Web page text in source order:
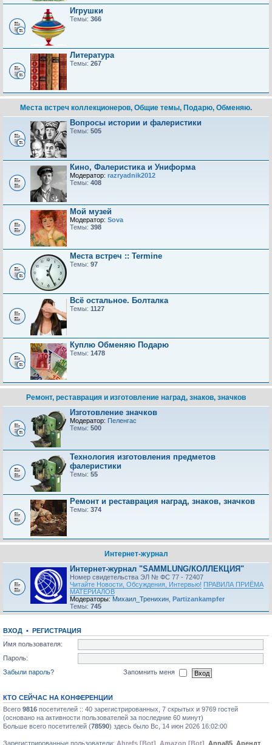
Игрушки
Темы: 366
Литература
Темы: 267
Места встреч коллекционеров, Общие темы, Подарю, Обменяю.
Вопросы истории и фалеристики
Темы: 505
Кино, Фалеристика и Униформа
Модератор: razryadnik2012
Темы: 408
Мой музей
Модератор: Sova
Темы: 398
Места встреч :: Termine
Темы: 97
Всё остальное. Болталка
Темы: 1127
Куплю Обменяю Подарю
Темы: 1478
Ремонт, реставрация и изготовление наград, знаков, значков
Изготовление значков
Модератор: Пеленгас
Темы: 500
Технология изготовления предметов
фалеристики
Темы: 55
Ремонт и реставрация наград, знаков, значков
Темы: 374
Интернет-журнал
Интернет-журнал "SAMMLUNG/КОЛЛЕКЦИЯ"
Номер свидетельства ЭЛ № ФС 77 - 72407
Читайте Новости, Обсуждения, Интервью! ПРАВИЛА ПРИЁМА
МАТЕРИАЛОВ
Модераторы: Михаил_Тренихин Partizankampfer
Темы: 745
ВХОД • РЕГИСТРАЦИЯ
Имя пользователя:
Пароль:
Забыли пароль?
Запомнить меня
КТО СЕЙЧАС НА КОНФЕРЕНЦИИ
Всего 9816 посетителей :: 40 зарегистрированных, 7 скрытых и 9769 гостей
(основано на активности пользователей за последние 60 минут)
Больше всего посетителей (78590) здесь было Вс, 14 июн 2026 16:02:00
Зарегистрированные пользователи: Ahrefs [Bot] Amazon [Bot] Anna85 Арендт